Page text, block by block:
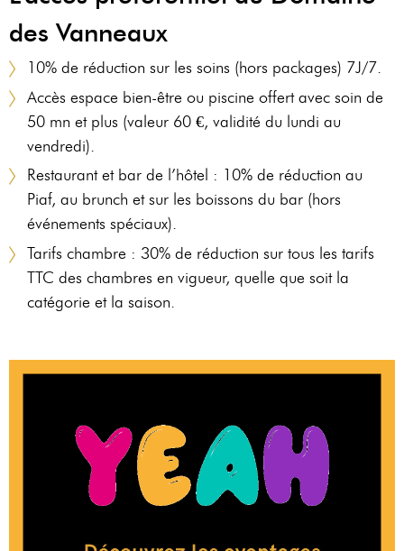
des Vanneaux
10% de réduction sur les soins (hors packages) 7J/7.
Accès espace bien-être ou piscine offert avec soin de
50 mn et plus (valeur 60 €, validité du lundi au
vendredi).
Restaurant et bar de l’hôtel : 10% de réduction au
Piaf, au brunch et sur les boissons du bar (hors
événements spéciaux).
Tarifs chambre : 30% de réduction sur tous les tarifs
TTC des chambres en vigueur, quelle que soit la
catégorie et la saison.